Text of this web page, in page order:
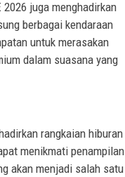
juga menghadirkan
berbagai kendaraan
untuk merasakan
dalam suasana yang
rangkaian hiburan
menikmati penampilan
akan menjadi salah satu